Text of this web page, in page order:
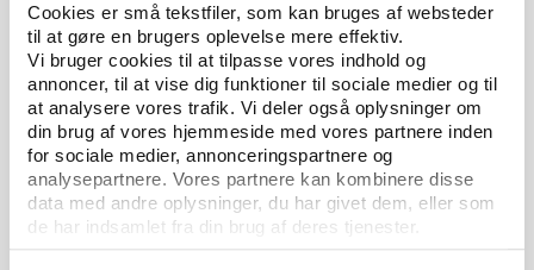
Cookies er små tekstfiler, som kan bruges af websteder
til at gøre en brugers oplevelse mere effektiv.
Vi bruger cookies til at tilpasse vores indhold og
annoncer, til at vise dig funktioner til sociale medier og til
at analysere vores trafik. Vi deler også oplysninger om
din brug af vores hjemmeside med vores partnere inden
for sociale medier, annonceringspartnere og
analysepartnere. Vores partnere kan kombinere disse
data med andre oplysninger, du har givet dem, eller som
de har indsamlet fra din brug af deres tjenester.